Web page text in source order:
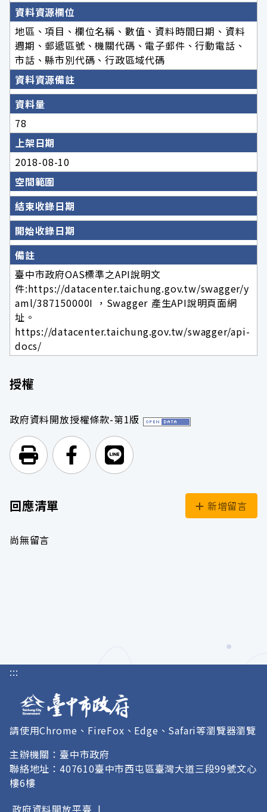
資料資源欄位
地區、項目、欄位名稱、數值、資料時間日期、資料
週期、郵遞區號、機關代碼、電子郵件、行動電話、
市話、縣市別代碼、行政區域代碼
資料資源備註
資料量
78
上架日期
2018-08-10
空間範圍
結束收錄日期
開始收錄日期
備註
臺中市政府OAS標準之API說明文
件:https://datacenter.taichung.gov.tw/swagger/y
aml/387150000I ，Swagger 產生API說明頁面網
址。
https://datacenter.taichung.gov.tw/swagger/api-
docs/
授權
政府資料開放授權條款-第1版
列印頁面前往Facebook
前往Line
回應清單 新增留言
尚無留言
:::
請使用Chrome、FireFox、Edge、Safari等瀏覽器瀏覽
主辦機關：臺中市政府
聯絡地址：407610臺中市西屯區臺灣大道三段99號文心
樓6樓
政府資料開放平臺 |